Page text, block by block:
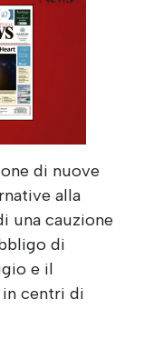
di nuove
alla
una cauzione
di
e il
centri di